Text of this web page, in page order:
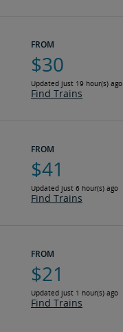
FROM
$30
Updated just 19 hour(s) ago
Find Trains
FROM
$41
Updated just 6 hour(s) ago
Find Trains
FROM
$21
Updated just 1 hour(s) ago
Find Trains